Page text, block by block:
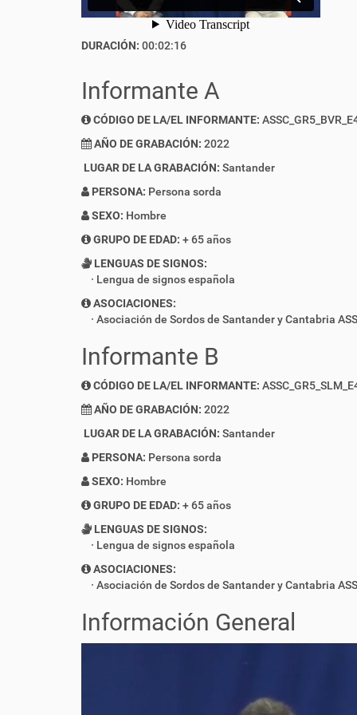
DURACIÓN: 00:02:16
Informante A
CÓDIGO DE LA/EL INFORMANTE:
AÑO DE GRABACIÓN: 2022
LUGAR DE LA GRABACIÓN: Santander
PERSONA: Persona sorda
SEXO: Hombre
GRUPO DE EDAD: + 65 años
LENGUAS DE SIGNOS:
Lengua de signos española
ASOCIACIONES:
Asociación de Sordos de Santander y Cantabria
Informante B
CÓDIGO DE LA/EL INFORMANTE:
AÑO DE GRABACIÓN: 2022
LUGAR DE LA GRABACIÓN: Santander
PERSONA: Persona sorda
SEXO: Hombre
GRUPO DE EDAD: + 65 años
LENGUAS DE SIGNOS:
Lengua de signos española
ASOCIACIONES:
Asociación de Sordos de Santander y Cantabria
Información General